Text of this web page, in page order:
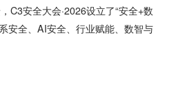
C3安全大会·2026设立了“安全+数
安全、AI安全、行业赋能、数智与